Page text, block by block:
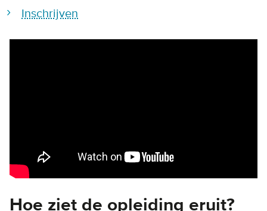
Inschrijven
Hoe ziet de opleiding eruit?